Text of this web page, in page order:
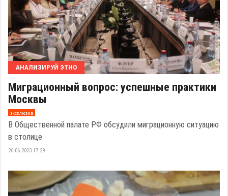
АНАЛИЗИРУЙ ЭТНО
Миграционный вопрос: успешные практики
Москвы
эксклюзив
В Общественной палате РФ обсудили миграционную ситуацию
в столице
26.06.2023 17:29